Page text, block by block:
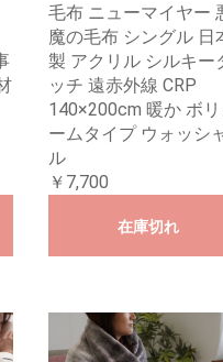
毛布 ニューマイヤー
魔の毛布 シングル 日
製 アクリル シルキー
ッチ 遠赤外線 CRP
140×200cm 暖か ボリ
ームタイプ ウォッシ
ル
￥7,700
在庫切れ